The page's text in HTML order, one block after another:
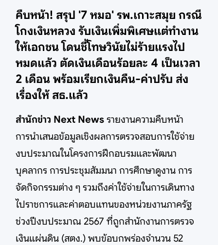
คืบหน้า! สรุป '7 หมอ' รพ.เกาะสมุย กรณี
โกงเงินหลวง รับเงินเพิ่มพิเศษแต่ทำงาน
ให้เอกชน โดนชี้โทษวินัยไม่ร้ายแรงไป
หมดแล้ว ตัดเงินเดือนร้อยละ 4 เป็นเวลา
2 เดือน พร้อมเรียกเงินคืน-ค่าปรับ ส่ง
เรื่องให้ สธ.แล้ว
สำนักข่าว Next News รายงานความคืบหน้า
การนำเสนอข้อมูลเชิงผลการตรวจสอบการใช้จ่าย
งบประมาณในโครงการฝึกอบรมและพัฒนา
บุคลากร การประชุมสัมมนา การศึกษาดูงาน การ
จัดกิจกรรมต่าง ๆ รวมถึงค่าใช้จ่ายในการเดินทาง
ไปราชการและค่าตอบแทนของหน่วยงานภาครัฐ
ช่วงปีงบประมาณ 2567 ที่ถูกสำนักงานการตรวจ
เงินแผ่นดิน (สตง.) พบข้อบกพร่องจำนวน 52